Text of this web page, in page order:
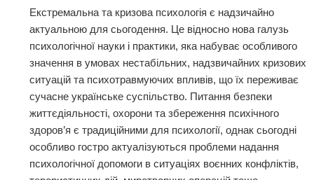
Екстремальна та кризова психологія є надзичайно
актуальною для сьогодення. Це відносно нова галузь
психологічної науки і практики, яка набуває особливого
значення в умовах нестабільних, надзвичайних кризових
ситуацій та психотравмуючих впливів, що їх переживає
сучасне українське суспільство. Питання безпеки
життєдіяльності, охорони та збереження психічного
здоров’я є традиційними для психології, однак сьогодні
особливо гостро актуалізуються проблеми надання
психологічної допомоги в ситуаціях воєнних конфліктів,